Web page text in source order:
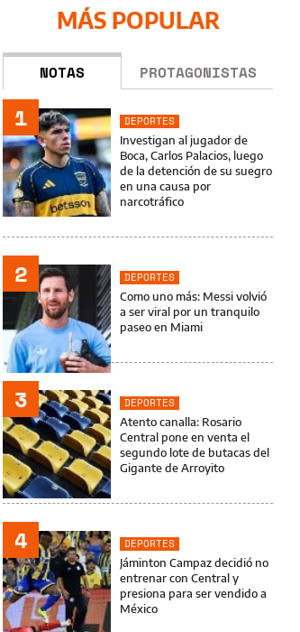
MÁS POPULAR
NOTAS PROTAGONISTAS
1
DEPORTES
Investigan al jugador de
Boca, Carlos Palacios, luego
de la detención de su suegro
en una causa por
narcotráfico
2
DEPORTES
Como uno más: Messi volvió
a ser viral por un tranquilo
paseo en Miami
3
DEPORTES
Atento canalla: Rosario
Central pone en venta el
segundo lote de butacas del
Gigante de Arroyito
4
DEPORTES
Jáminton Campaz decidió no
entrenar con Central y
presiona para ser vendido a
México